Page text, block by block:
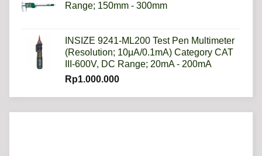
Range; 150mm - 300mm
INSIZE 9241-ML200 Test Pen Multimeter
(Resolution; 10μA/0.1mA) Category CAT
III-600V, DC Range; 20mA - 200mA
Rp1.000.000